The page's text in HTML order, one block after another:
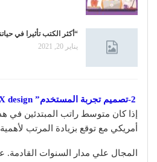
“أكثر الكتب تأثيرا في حياتنا
يناير 20, 2021
2-تصميم تجربة المستخدم” UX design
أمريكي مع توقع بزيادة المرتب لأهمية
المجال علي مدار السنوات